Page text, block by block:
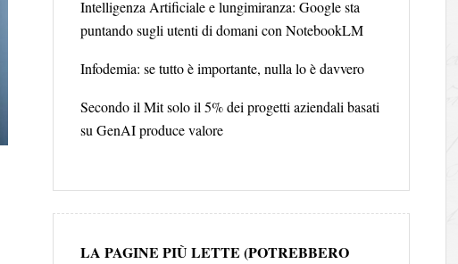
Intelligenza Artificiale e lungimiranza: Google sta
puntando sugli utenti di domani con NotebookLM
Infodemia: se tutto è importante, nulla lo è davvero
Secondo il Mit solo il 5% dei progetti aziendali basati
su GenAI produce valore
LA PAGINE PIÙ LETTE (POTREBBERO